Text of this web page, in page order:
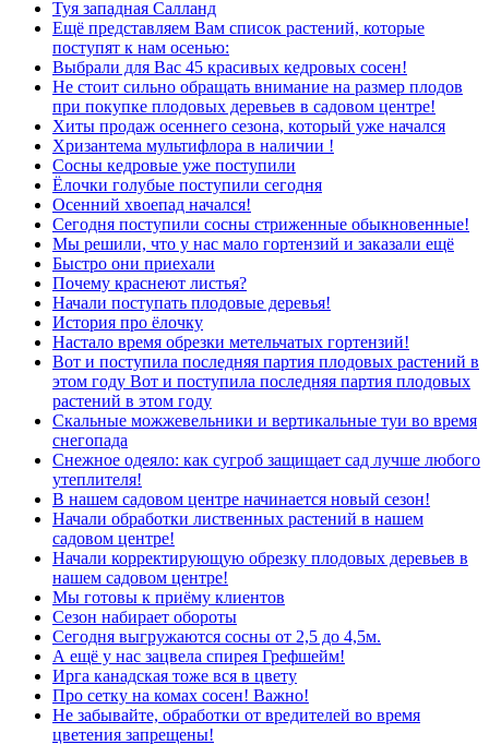
Туя западная Салланд
Ещё представляем Вам список растений, которые
поступят к нам осенью:
Выбрали для Вас 45 красивых кедровых сосен!
Не стоит сильно обращать внимание на размер плодов
при покупке плодовых деревьев в садовом центре!
Хиты продаж осеннего сезона, который уже начался
Хризантема мультифлора в наличии !
Сосны кедровые уже поступили
Ёлочки голубые поступили сегодня
Осенний хвоепад начался!
Сегодня поступили сосны стриженные обыкновенные!
Мы решили, что у нас мало гортензий и заказали ещё
Быстро они приехали
Почему краснеют листья?
Начали поступать плодовые деревья!
История про ёлочку
Настало время обрезки метельчатых гортензий!
Вот и поступила последняя партия плодовых растений в
этом году Вот и поступила последняя партия плодовых
растений в этом году
Скальные можжевельники и вертикальные туи во время
снегопада
Снежное одеяло: как сугроб защищает сад лучше любого
утеплителя!
В нашем садовом центре начинается новый сезон!
Начали обработки лиственных растений в нашем
садовом центре!
Начали корректирующую обрезку плодовых деревьев в
нашем садовом центре!
Мы готовы к приёму клиентов
Сезон набирает обороты
Сегодня выгружаются сосны от 2,5 до 4,5м.
А ещё у нас зацвела спирея Грефшейм!
Ирга канадская тоже вся в цвету
Про сетку на комах сосен! Важно!
Не забывайте, обработки от вредителей во время
цветения запрещены!